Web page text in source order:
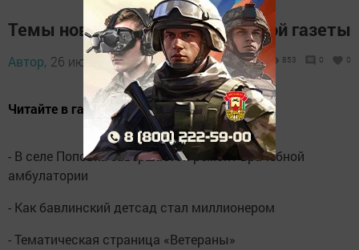
Темы новых номеров Бавлинской газеты
Автор, 26 июля 2013 - 04:04 853 0 0
Читайте в газете «Слава труду» от 26 июля:
- В селе Поповка завершается ремонт врачебной
амбулатории
- Как бавлинский детсад стал миллионером
- Тематическая страница «Ветераны»